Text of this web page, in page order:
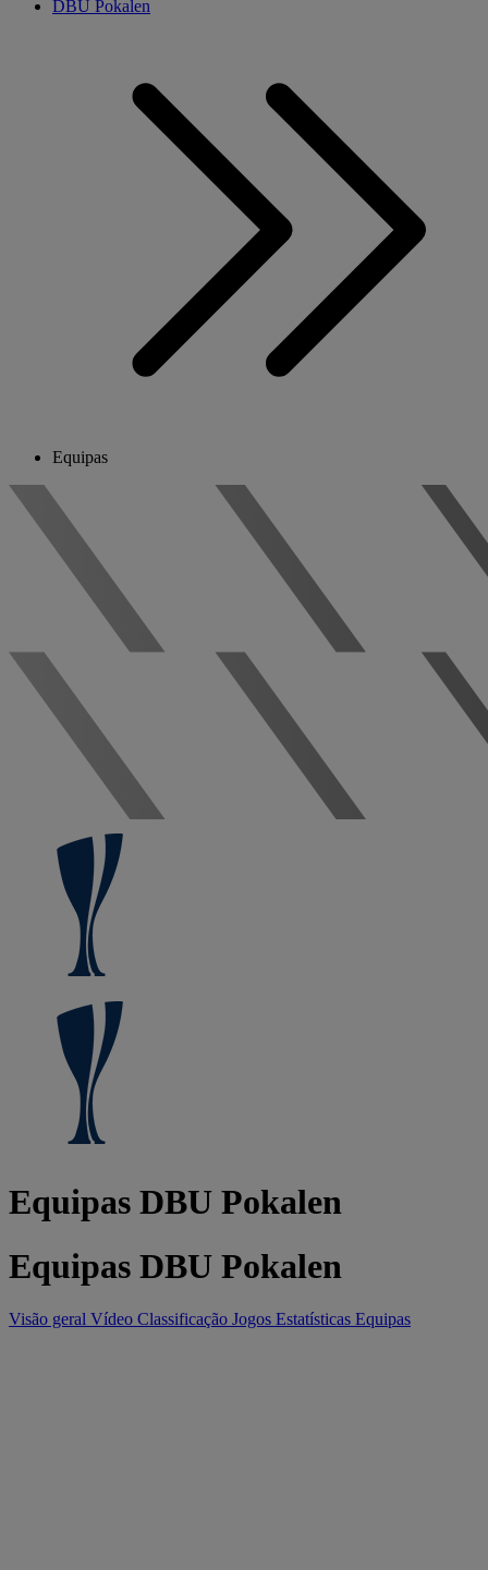
DBU Pokalen
Equipas
Equipas DBU Pokalen
Equipas DBU Pokalen
Visão geral Vídeo Classificação Jogos Estatísticas Equipas